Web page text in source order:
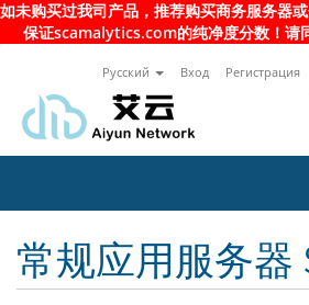
如未购买过我司产品，推荐购买商务服务器
保证scamalytics.com的纯净度分数！请
Русский Вход Регистрация
常规应用服务器